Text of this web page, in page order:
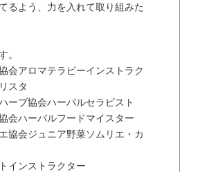
るよう、力を入れて取り組みた
。
会アロマテラピーインストラク
スタ
ーブ協会ハーバルセラピスト
会ハーバルフードマイスター
協会ジュニア野菜ソムリエ・カ
インストラクター